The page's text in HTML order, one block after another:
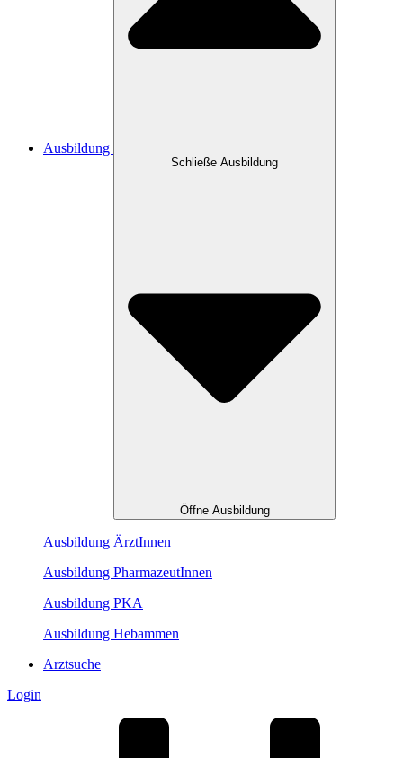
Ausbildung
Schließe Ausbildung
Öffne Ausbildung
Ausbildung ÄrztInnen
Ausbildung PharmazeutInnen
Ausbildung PKA
Ausbildung Hebammen
Arztsuche
Login